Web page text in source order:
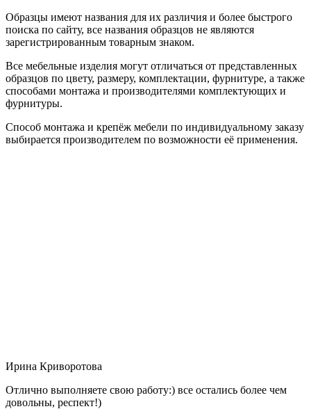
Образцы имеют названия для их различия и более быстрого
поиска по сайту, все названия образцов не являются
зарегистрированным товарным знаком.
Все мебельные изделия могут отличаться от представленных
образцов по цвету, размеру, комплектации, фурнитуре, а также
способами монтажа и производителями комплектующих и
фурнитуры.
Способ монтажа и крепёж мебели по индивидуальному заказу
выбирается производителем по возможности её применения.
Ирина Криворотова
Отлично выполняете свою работу:) все остались более чем
довольны, респект!)